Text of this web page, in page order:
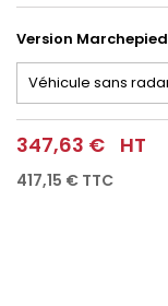
Version Marchepied
347,63 € HT
417,15 € TTC